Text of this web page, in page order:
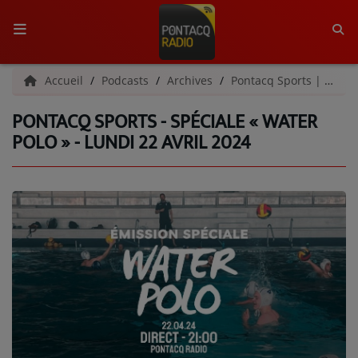
ACCUEIL
RADIO
L'ÉQUIPE
GRILLE DES PROGRAMMES
C'ÉTAIT QUOI CE TITRE ?
PODCASTS - SAISON 2026/2027
Accueil Podcasts Archives Pontacq Sports | Archives
PONTACQ SPORTS - SPÉCIALE « WATER
POLO » - LUNDI 22 AVRIL 2024